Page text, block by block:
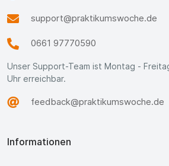
support@praktikumswoche.de
0661 97770590
Unser Support-Team ist Montag -
Uhr erreichbar.
feedback@praktikumswoche.de
Informationen